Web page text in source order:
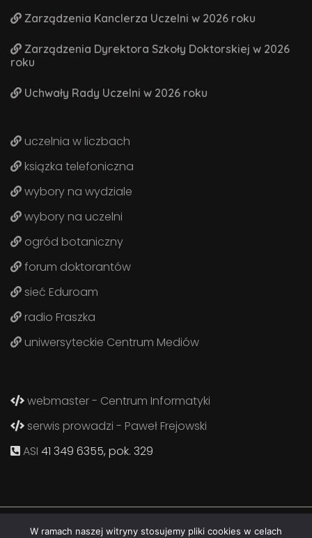
Zarządzenia Kanclerza Uczelni w 2026 roku
Zarządzenia Dyrektora Szkoły Doktorskiej w 2026
roku
Uchwały Rady Uczelni w 2026 roku
uczelnia w liczbach
ksiązka telefoniczna
wybory na wydziale
wybory na uczelni
ogród botaniczny
forum doktorantów
sieć Eduroam
radio Fraszka
uniwersyteckie Centrum Mediów
webmaster - Centrum Informatyki
serwis prowadzi - Paweł Frejowski
ASI 41 349 6355, pok. 329
W ramach naszej witryny stosujemy pliki cookies w celach